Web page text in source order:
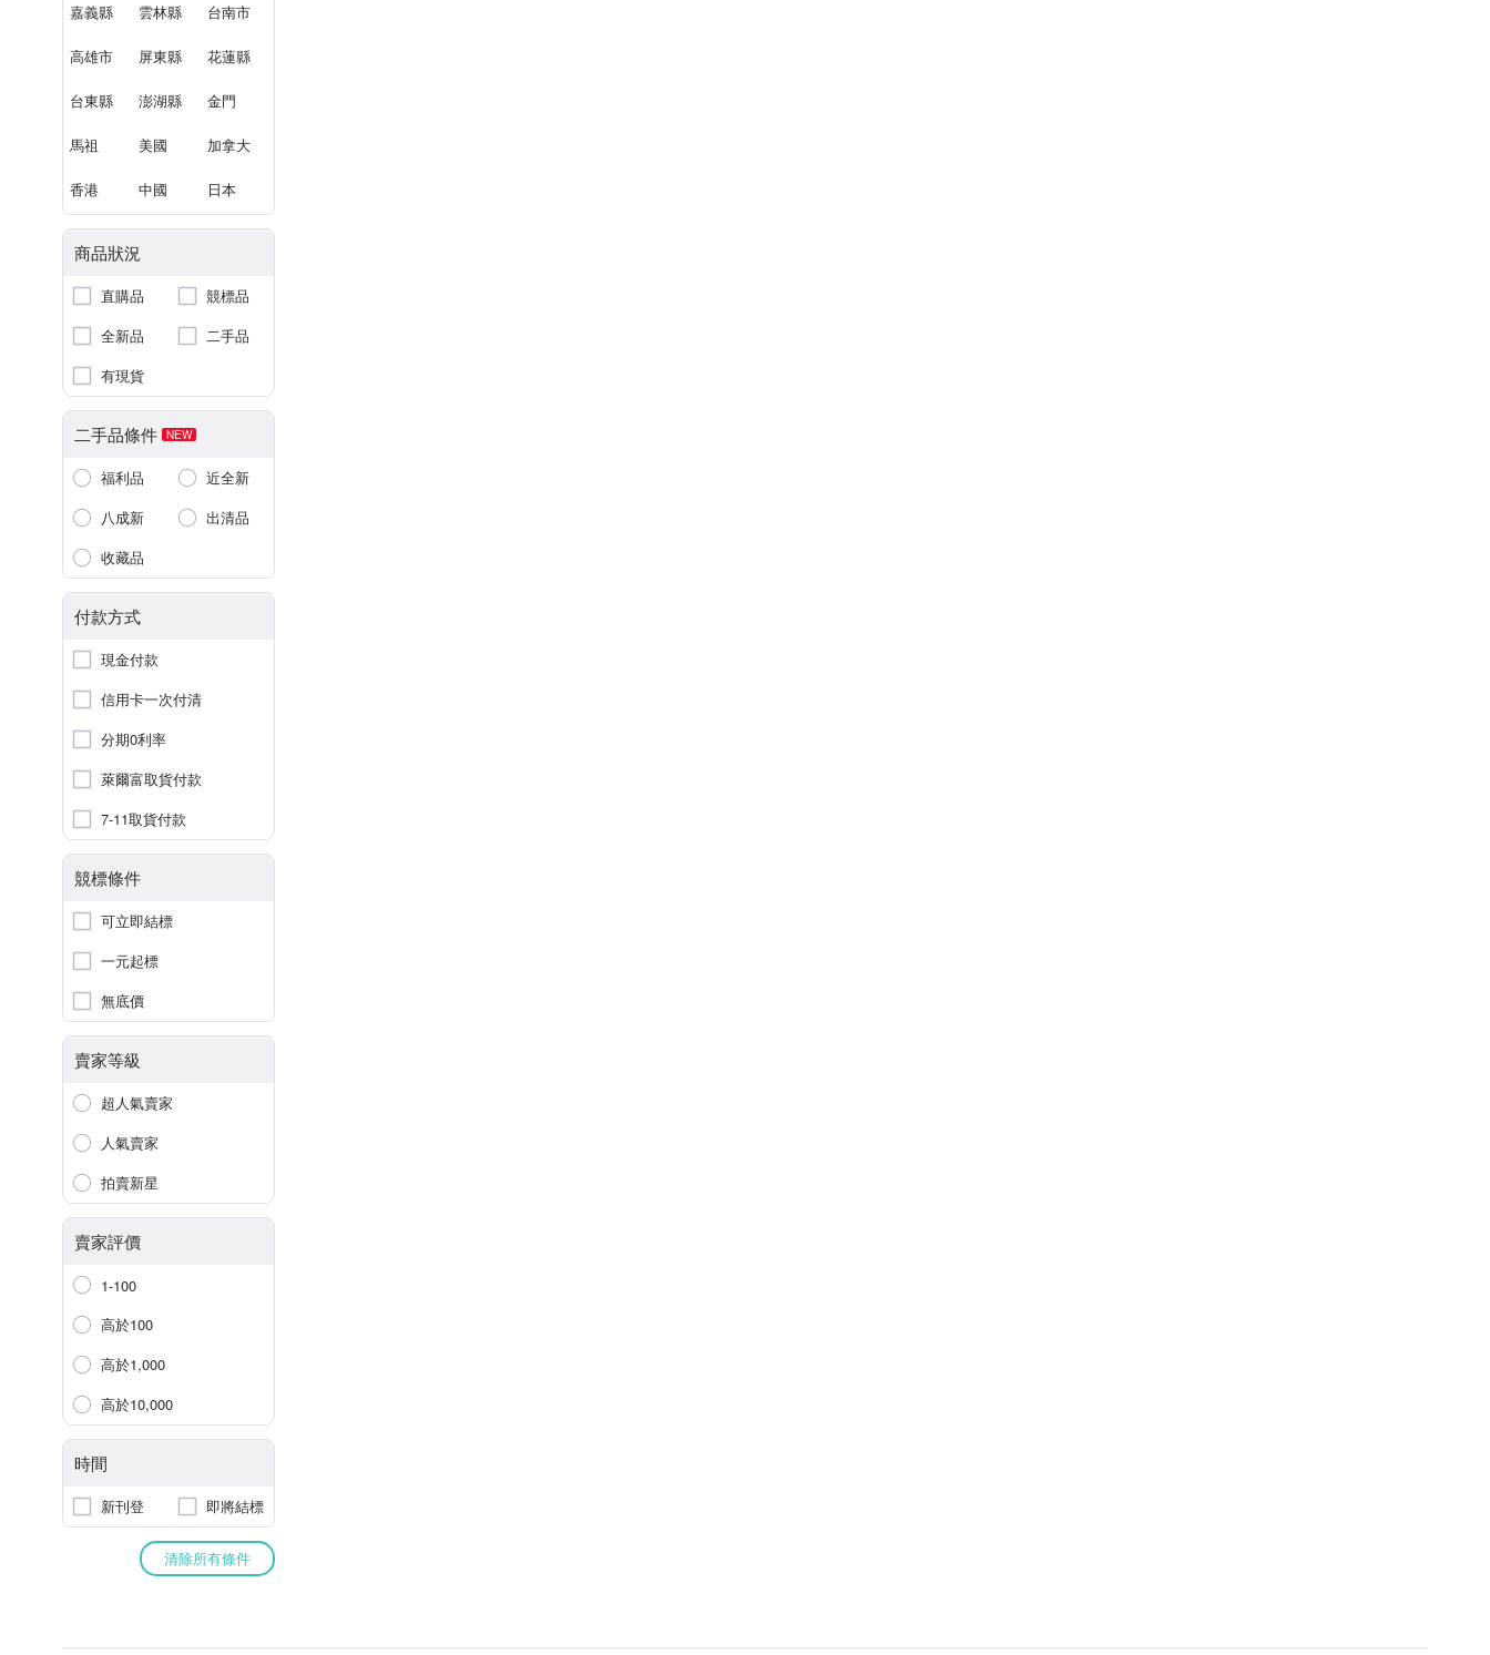
嘉義縣 雲林縣 台南市
高雄市 屏東縣 花蓮縣
台東縣 澎湖縣 金門
馬祖 美國 加拿大
香港 中國 日本
商品狀況
直購品
競標品
全新品
二手品
有現貨
二手品條件 NEW
福利品
近全新
八成新
出清品
收藏品
付款方式
現金付款
信用卡一次付清
分期0利率
萊爾富取貨付款
7-11取貨付款
競標條件
可立即結標
一元起標
無底價
賣家等級
超人氣賣家
人氣賣家
拍賣新星
賣家評價
1-100
高於100
高於1,000
高於10,000
時間
新刊登 即將結標
清除所有條件